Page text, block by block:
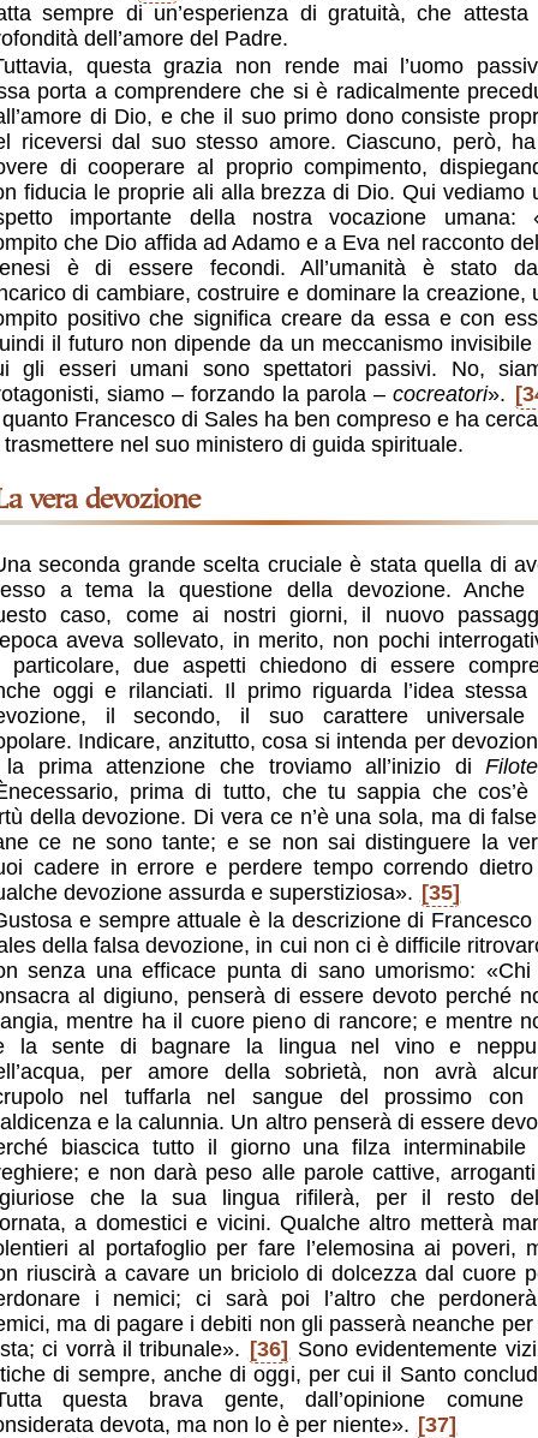
sempre di un’esperienza di gratuità, che attesta
dell’amore del Padre.
questa grazia non rende mai l’uomo
porta a comprendere che si è radicalmente
di Dio, e che il suo primo dono consiste
riceversi dal suo stesso amore. Ciascuno, però,
di cooperare al proprio compimento,
fiducia le proprie ali alla brezza di Dio. Qui vediamo
importante della nostra vocazione umana:
che Dio affida ad Adamo e a Eva nel racconto
è di essere fecondi. All’umanità è stato
di cambiare, costruire e dominare la creazione,
positivo che significa creare da essa e con
il futuro non dipende da un meccanismo invisibile
gli esseri umani sono spettatori passivi. No,
siamo – forzando la parola –cocreatori».
Francesco di Sales ha ben compreso e ha
trasmettere nel suo ministero di guida spirituale.
La vera devozione
seconda grande scelta cruciale è stata quella di
a tema la questione della devozione. Anche
caso, come ai nostri giorni, il nuovo
aveva sollevato, in merito, non pochi
particolare, due aspetti chiedono di essere
oggi e rilanciati. Il primo riguarda l’idea stessa
il secondo, il suo carattere
Indicare, anzitutto, cosa si intenda per
prima attenzione che troviamo all’inizio di
prima di tutto, che tu sappia che cos’è
della devozione. Di vera ce n’è una sola, ma di
ce ne sono tante; e se non sai distinguere la
cadere in errore e perdere tempo correndo
devozione assurda e superstiziosa». [35]
e sempre attuale è la descrizione di Francesco
della falsa devozione, in cui non ci è difficile
senza una efficace punta di sano umorismo: «Chi
al digiuno, penserà di essere devoto perché
mentre ha il cuore pieno di rancore; e mentre
la sente di bagnare la lingua nel vino e
per amore della sobrietà, non avrà
nel tuffarla nel sangue del prossimo con
e la calunnia. Un altro penserà di essere
biascica tutto il giorno una filza interminabile
e non darà peso alle parole cattive,
che la sua lingua rifilerà, per il resto
a domestici e vicini. Qualche altro metterà
al portafoglio per fare l’elemosina ai poveri,
riuscirà a cavare un briciolo di dolcezza dal cuore
i nemici; ci sarà poi l’altro che
ma di pagare i debiti non gli passerà neanche per
ci vorrà il tribunale». [36] Sono evidentemente
di sempre, anche di oggi, per cui il Santo
questa brava gente, dall’opinione
devota, ma non lo è per niente». [37]